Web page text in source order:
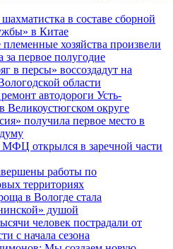
в составе сборной
в Китае
хозяйства произвели
за первое полугодие
в персы» воссоздадут на
области
автодороги Усть-
округе
получила первое место в
открылся в заречной части
работы по
территориях
в Вологде стала
душой
человек пострадали от
с начала сезона